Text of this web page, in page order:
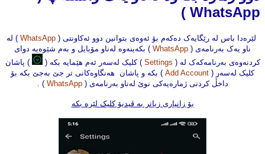
WhatsApp )
لێرەدا باس لە رێگایەک دەکەم بۆ ئەوەی بتوانین دوو ئەکاونتی ( WhatsApp ) لە
ناو یەک بەرنامەی (
WhatsApp ) بکەینەوە لەناو مۆبایل و بەم شێوەیە دوای
کردنەوەی بەرنامەکەک لە ( Settings
)کلیک لەسەر ئەم ‌هێمایە بکە (
) پاشان
کلیک لەسەر ( Add Account ) بکە و پاشان هەنگاوەکانی تر جێ بەجێ بکە بۆ
داخڵ کردنی ژمارەیەکی نوێ لەناو بەرنامەی (WhatsApp
) .
بۆ زانیاری زیاتر بە ڤیدیۆ کلیک لێرە بکە